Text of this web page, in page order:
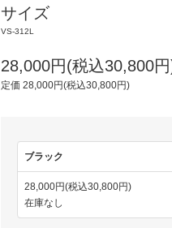
サイズ
VS-312L
28,000円(税込30,800
定価 28,000円(税込30,800円)
ブラック
28,000円(税込30,800円)
在庫なし